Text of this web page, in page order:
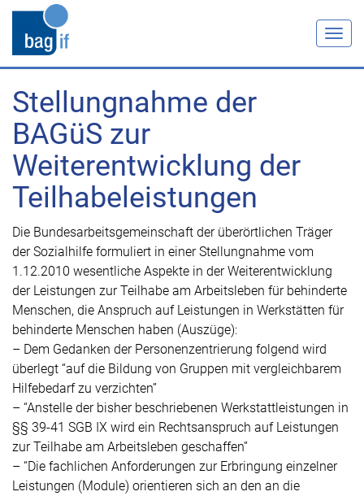
Stellungnahme der
BAGüS zur
Weiterentwicklung der
Teilhabeleistungen
Die Bundesarbeitsgemeinschaft der überörtlichen Träger
der Sozialhilfe formuliert in einer Stellungnahme vom
1.12.2010 wesentliche Aspekte in der Weiterentwicklung
der Leistungen zur Teilhabe am Arbeitsleben für behinderte
Menschen, die Anspruch auf Leistungen in Werkstätten für
behinderte Menschen haben (Auszüge):
– Dem Gedanken der Personenzentrierung folgend wird
überlegt “auf die Bildung von Gruppen mit vergleichbarem
Hilfebedarf zu verzichten”
– “Anstelle der bisher beschriebenen Werkstattleistungen in
§§ 39-41 SGB IX wird ein Rechtsanspruch auf Leistungen
zur Teilhabe am Arbeitsleben geschaffen”
– “Die fachlichen Anforderungen zur Erbringung einzelner
Leistungen (Module) orientieren sich an den an die